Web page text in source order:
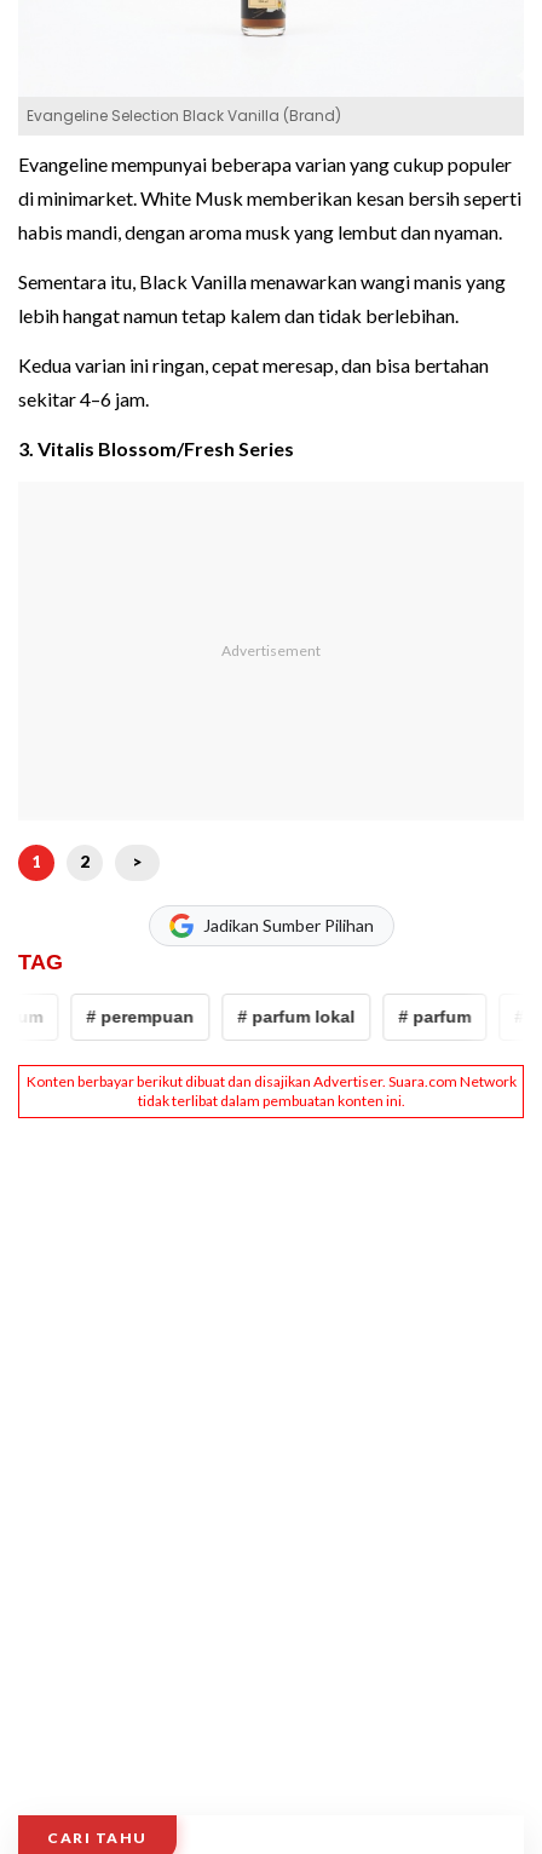
Evangeline Selection Black Vanilla (Brand)
Evangeline mempunyai beberapa varian yang cukup populer
di minimarket. White Musk memberikan kesan bersih seperti
habis mandi, dengan aroma musk yang lembut dan nyaman.
Sementara itu, Black Vanilla menawarkan wangi manis yang
lebih hangat namun tetap kalem dan tidak berlebihan.
Kedua varian ini ringan, cepat meresap, dan bisa bertahan
sekitar 4–6 jam.
3. Vitalis Blossom/Fresh Series
1 2 >
Jadikan Sumber Pilihan
TAG
# perempuan # parfum lokal # parfum #
CARI TAHU